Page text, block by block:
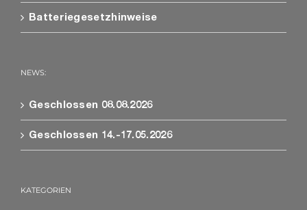
Batteriegesetzhinweise
NEWS:
Geschlossen 08.08.2026
Geschlossen 14.-17.05.2026
KATEGORIEN